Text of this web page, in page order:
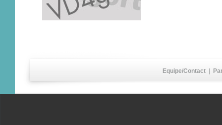
Equipe/Contact